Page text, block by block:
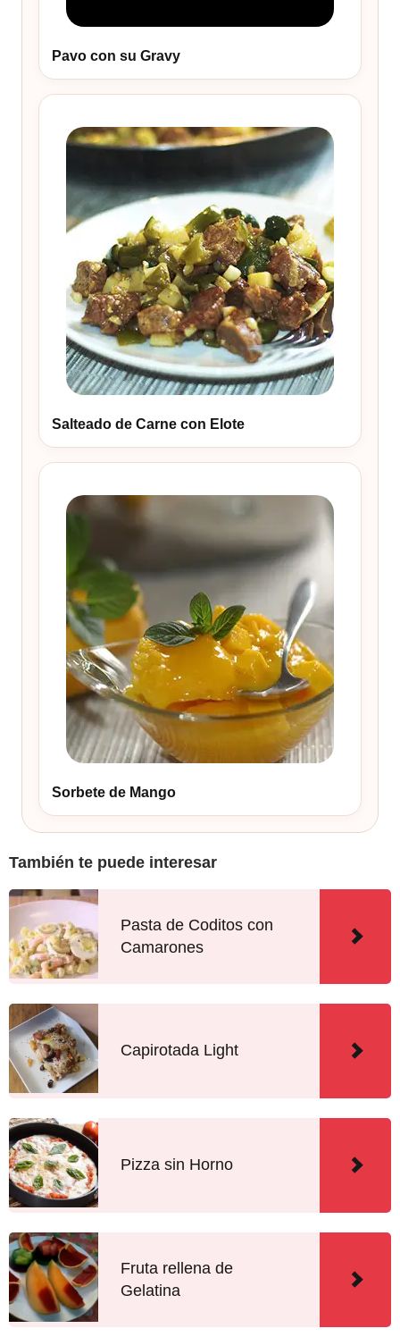
Pavo con su Gravy
Salteado de Carne con Elote
Sorbete de Mango
También te puede interesar
Pasta de Coditos con
Camarones
Capirotada Light
Pizza sin Horno
Fruta rellena de
Gelatina